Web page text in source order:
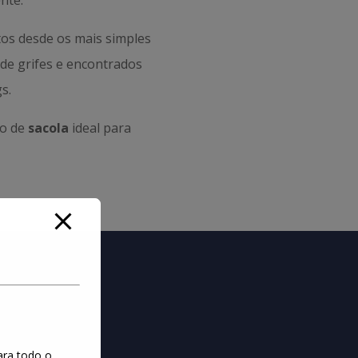
desde os mais simples
grifes e encontrados
de sacola ideal para